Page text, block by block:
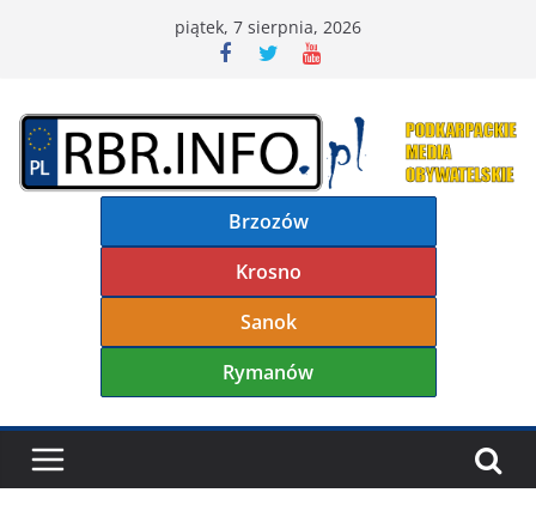
piątek, 7 sierpnia, 2026
Brzozów
Krosno
Sanok
Rymanów